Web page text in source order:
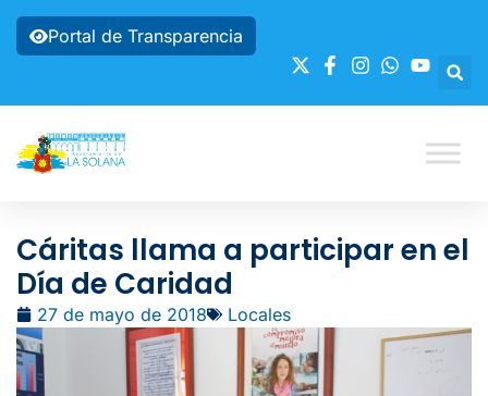
Portal de Transparencia
Cáritas llama a participar en el
Día de Caridad
27 de mayo de 2018 Locales